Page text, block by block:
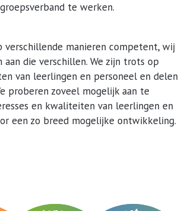
te werken.
verschillende manieren competent, wij
die verschillen. We zijn trots op
van leerlingen en personeel en delen
proberen zoveel mogelijk aan te
en kwaliteiten van leerlingen en
een zo breed mogelijke ontwikkeling.